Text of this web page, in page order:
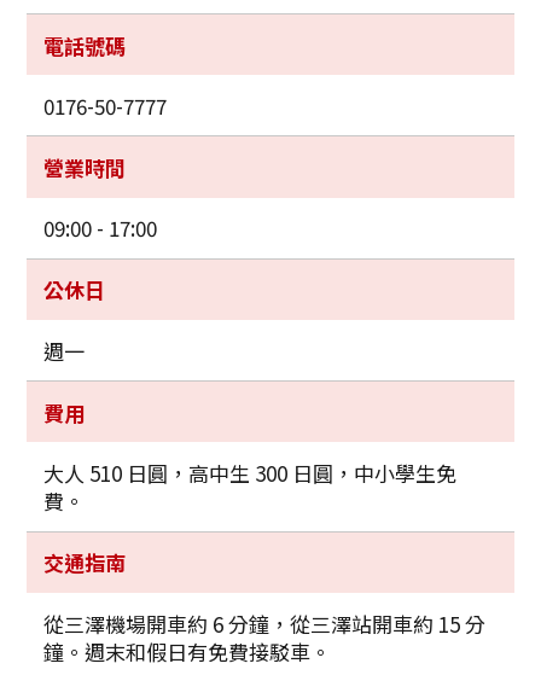
電話號碼
0176-50-7777
營業時間
09:00 - 17:00
公休日
週一
費用
大人 510 日圓，高中生 300 日圓，中小學生免
費。
交通指南
從三澤機場開車約 6 分鐘，從三澤站開車約 15 分
鐘。週末和假日有免費接駁車。